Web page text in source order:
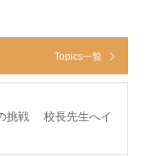
Topics一覧
挑戦 校長先生へイ